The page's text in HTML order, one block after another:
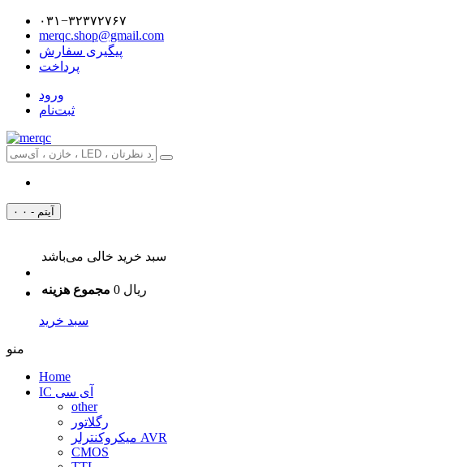
۰۳۱−۳۲۳۷۲۷۶۷
merqc.shop@gmail.com
پیگیری سفارش
پرداخت
ورود
ثبت‌نام
۰ آیتم - ۰
سبد خرید خالی می‌باشد
مجموع هزینه 0 ریال
سبد خرید
منو
Home
IC آی سی
other
رگلاتور
میکروکنترلر AVR
CMOS